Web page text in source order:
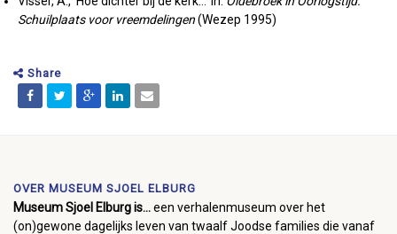
Schuilplaats voor vreemdelingen(Wezep 1995)
Share
OVER MUSEUM SJOEL ELBURG
Museum Sjoel Elburg is...een verhalenmuseum over het
(on)gewone dagelijks leven van twaalf Joodse families die vanaf